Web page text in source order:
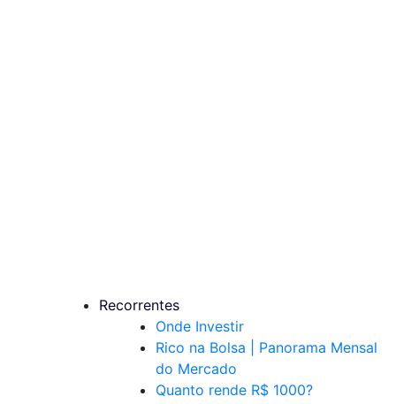
Recorrentes
Onde Investir
Rico na Bolsa | Panorama Mensal
do Mercado
Quanto rende R$ 1000?